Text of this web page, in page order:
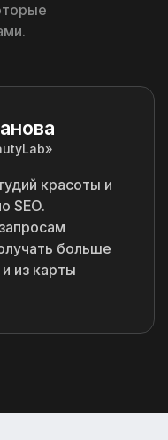
красоты и
SEO.
больше
из карты